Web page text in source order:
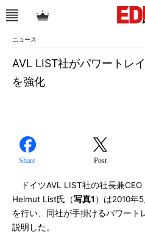
ニュース
AVL LIST社がパワートレ
を強化
Share Post
ドイツAVL LIST社の社長兼CEO
Helmut List氏（写真1 ）は2010年
を行い、同社が手掛けるパワート
説明した。